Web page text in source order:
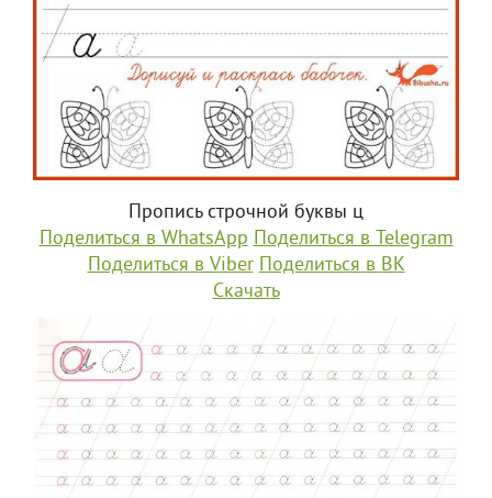
Пропись строчной буквы ц
Поделиться в WhatsApp Поделиться в Telegram
Поделиться в Viber Поделиться в ВК
Скачать